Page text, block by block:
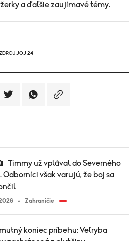
a ďaľšie zaujímavé témy.
ZDROJ JOJ 24
Odborníci však varujú, že boj sa
Zahraničie